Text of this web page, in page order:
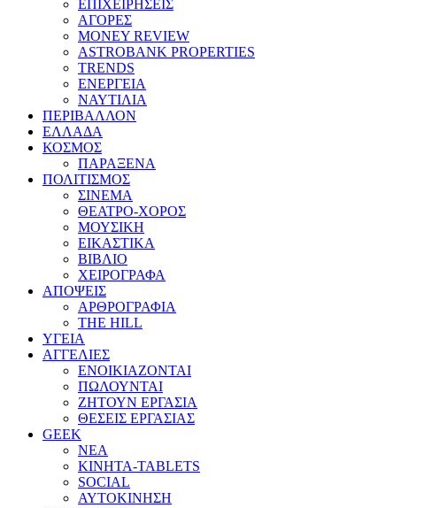
ΕΠΙΧΕΙΡΗΣΕΙΣ
ΑΓΟΡΕΣ
MONEY REVIEW
ASTROBANK PROPERTIES
TRENDS
ΕΝΕΡΓΕΙΑ
ΝΑΥΤΙΛΙΑ
ΠΕΡΙΒΑΛΛΟΝ
ΕΛΛΑΔΑ
ΚΟΣΜΟΣ
ΠΑΡΑΞΕΝΑ
ΠΟΛΙΤΙΣΜΟΣ
ΣΙΝΕΜΑ
ΘΕΑΤΡΟ-ΧΟΡΟΣ
ΜΟΥΣΙΚΗ
ΕΙΚΑΣΤΙΚΑ
ΒΙΒΛΙΟ
ΧΕΙΡΟΓΡΑΦΑ
ΑΠΟΨΕΙΣ
ΑΡΘΡΟΓΡΑΦΙΑ
THE HILL
ΥΓΕΙΑ
ΑΓΓΕΛΙΕΣ
ΕΝΟΙΚΙΑΖΟΝΤΑΙ
ΠΩΛΟΥΝΤΑΙ
ΖΗΤΟΥΝ ΕΡΓΑΣΙΑ
ΘΕΣΕΙΣ ΕΡΓΑΣΙΑΣ
GEEK
ΝΕΑ
ΚΙΝΗΤΑ-TABLETS
SOCIAL
ΑΥΤΟΚΙΝΗΣΗ